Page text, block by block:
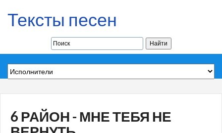
Тексты песен
6 РАЙОН - МНЕ ТЕБЯ НЕ